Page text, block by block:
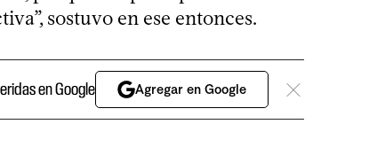
sostuvo en ese entonces.
en Google Agregar en Google